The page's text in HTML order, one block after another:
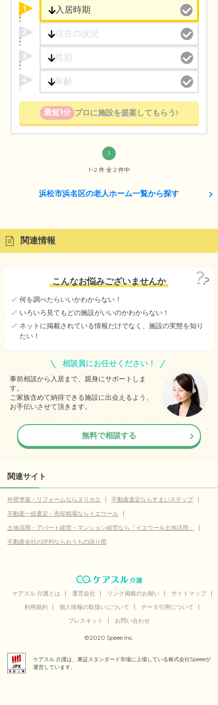
1
2
3
4
最短1分 プロに施設を提案してもらう
1
1~2 件 全 2 件中
浜松市浜名区の老人ホーム一覧から探す
関連情報
こんなお悩みございませんか
何を調べたらいいかわからない！
いろいろ見てもどの施設がいいのかわからない！
ネットに掲載されている情報だけでなく、施設の実態を知り
たい！
相談員にお任せください！
事前相談から入居まで、親身にサポートしま
す。
ご家族含めて納得できる施設に出会えるよう、
お手伝いさせて頂きます。
無料で相談する
関連サイト
外壁塗装・リフォームならヌリカエ
不動産査定ならすまいステップ
不動産一括査定・売却相場ならイエウール
土地活用・アパート経営・マンション経営なら「イエウール土地活用」
不動産会社の評判ならおうちの語り部
ケアスル 介護とは 運営会社 リンク掲載のお願い
サイトマップ
利用規約
個人情報の取扱いについて
データ引用について
プレスキット
お問い合わせ
©2020 Speee Inc.
ケアスル 介護は、東証スタンダード市場に上場している株式会社Speeeが
運営しています。